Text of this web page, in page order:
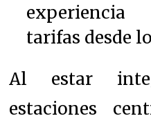
tarifas desde
Al estar
estaciones